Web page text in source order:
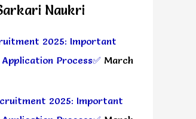
Naukri
2025: Important
Process✅ March
2025: Important